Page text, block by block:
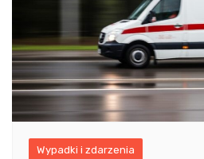
Wypadki i zdarzenia